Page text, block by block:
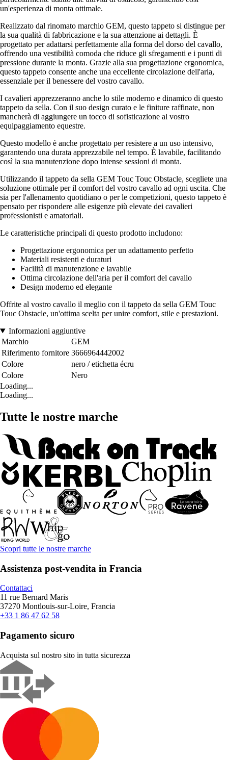
un'esperienza di monta ottimale.
Realizzato dal rinomato marchio GEM, questo tappeto si distingue per
la sua qualità di fabbricazione e la sua attenzione ai dettagli. È
progettato per adattarsi perfettamente alla forma del dorso del cavallo,
offrendo una vestibilità comoda che riduce gli sfregamenti e i punti di
pressione durante la monta. Grazie alla sua progettazione ergonomica,
questo tappeto consente anche una eccellente circolazione dell'aria,
essenziale per il benessere del vostro cavallo.
I cavalieri apprezzeranno anche lo stile moderno e dinamico di questo
tappeto da sella. Con il suo design curato e le finiture raffinate, non
mancherà di aggiungere un tocco di sofisticazione al vostro
equipaggiamento equestre.
Questo modello è anche progettato per resistere a un uso intensivo,
garantendo una durata apprezzabile nel tempo. È lavabile, facilitando
così la sua manutenzione dopo intense sessioni di monta.
Utilizzando il tappeto da sella GEM Touc Touc Obstacle, scegliete una
soluzione ottimale per il comfort del vostro cavallo ad ogni uscita. Che
sia per l'allenamento quotidiano o per le competizioni, questo tappeto è
pensato per rispondere alle esigenze più elevate dei cavalieri
professionisti e amatoriali.
Le caratteristiche principali di questo prodotto includono:
Progettazione ergonomica per un adattamento perfetto
Materiali resistenti e duraturi
Facilità di manutenzione e lavabile
Ottima circolazione dell'aria per il comfort del cavallo
Design moderno ed elegante
Offrite al vostro cavallo il meglio con il tappeto da sella GEM Touc
Touc Obstacle, un'ottima scelta per unire comfort, stile e prestazioni.
Informazioni aggiuntive
Marchio
GEM
Riferimento fornitore 3666964442002
Colore
nero / etichetta écru
Colore
Nero
Loading...
Loading...
Tutte le nostre marche
Scopri tutte le nostre marche
Assistenza post-vendita in Francia
Contattaci
11 rue Bernard Maris
37270 Montlouis-sur-Loire, Francia
+33 1 86 47 62 58
Pagamento sicuro
Acquista sul nostro sito in tutta sicurezza